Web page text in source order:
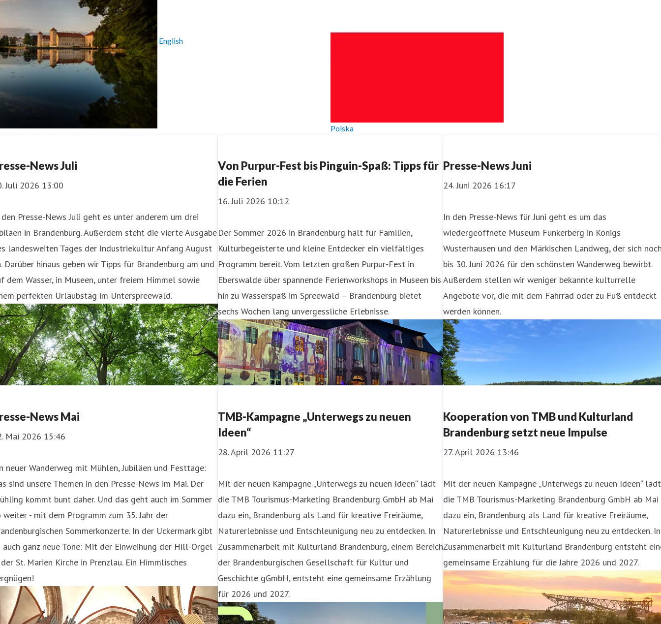
English
Polska
News Juli
Juli 2026 13:00
Presse-News Juli geht es unter anderem um drei
in Brandenburg. Außerdem steht die vierte Ausgabe
landesweiten Tages der Industriekultur Anfang August
Darüber hinaus geben wir Tipps für Brandenburg am und
dem Wasser, in Museen, unter freiem Himmel sowie
perfekten Urlaubstag im Unterspreewald.
Von Purpur-Fest bis Pinguin-Spaß: Tipps für
die Ferien
16. Juli 2026 10:12
Der Sommer 2026 in Brandenburg hält für Familien,
Kulturbegeisterte und kleine Entdecker ein vielfältiges
Programm bereit. Vom letzten großen Purpur-Fest in
Eberswalde über spannende Ferienworkshops in Museen bis
hin zu Wasserspaß im Spreewald – Brandenburg bietet
sechs Wochen lang unvergessliche Erlebnisse.
Presse-News Juni
24. Juni 2026 16:17
In den Presse-News für Juni geht es um das
wiedergeöffnete Museum Funkerberg in Königs
Wusterhausen und den Märkischen Landweg, der sich
bis 30. Juni 2026 für den schönsten Wanderweg bewirbt.
Außerdem stellen wir weniger bekannte kulturrelle
Angebote vor, die mit dem Fahrrad oder zu Fuß entdeckt
werden können.
News Mai
Mai 2026 15:46
neuer Wanderweg mit Mühlen, Jubiläen und Festtage:
sind unsere Themen in den Presse-News im Mai. Der
kommt bunt daher. Und das geht auch im Sommer
weiter - mit dem Programm zum 35. Jahr der
Sommerkonzerte. In der Uckermark gibt
auch ganz neue Töne: Mit der Einweihung der Hill-Orgel
St. Marien Kirche in Prenzlau. Ein Himmlisches
TMB-Kampagne „Unterwegs zu neuen
Ideen“
28. April 2026 11:27
Mit der neuen Kampagne „Unterwegs zu neuen Ideen“ lädt
die TMB Tourismus-Marketing Brandenburg GmbH ab Mai
dazu ein, Brandenburg als Land für kreative Freiräume,
Naturerlebnisse und Entschleunigung neu zu entdecken. In
Zusammenarbeit mit Kulturland Brandenburg, einem Bereich
der Brandenburgischen Gesellschaft für Kultur und
Geschichte gGmbH, entsteht eine gemeinsame Erzählung
für 2026 und 2027.
Kooperation von TMB und Kulturland
Brandenburg setzt neue Impulse
27. April 2026 13:46
Mit der neuen Kampagne „Unterwegs zu neuen Ideen“ lädt
die TMB Tourismus-Marketing Brandenburg GmbH ab Mai
dazu ein, Brandenburg als Land für kreative Freiräume,
Naturerlebnisse und Entschleunigung neu zu entdecken. In
Zusammenarbeit mit Kulturland Brandenburg entsteht
gemeinsame Erzählung für die Jahre 2026 und 2027.